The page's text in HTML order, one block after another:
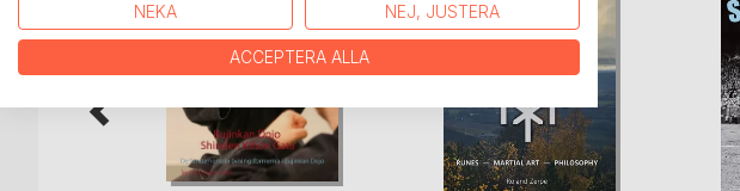
NEKA NEJ, JUSTERA
ACCEPTERA ALLA